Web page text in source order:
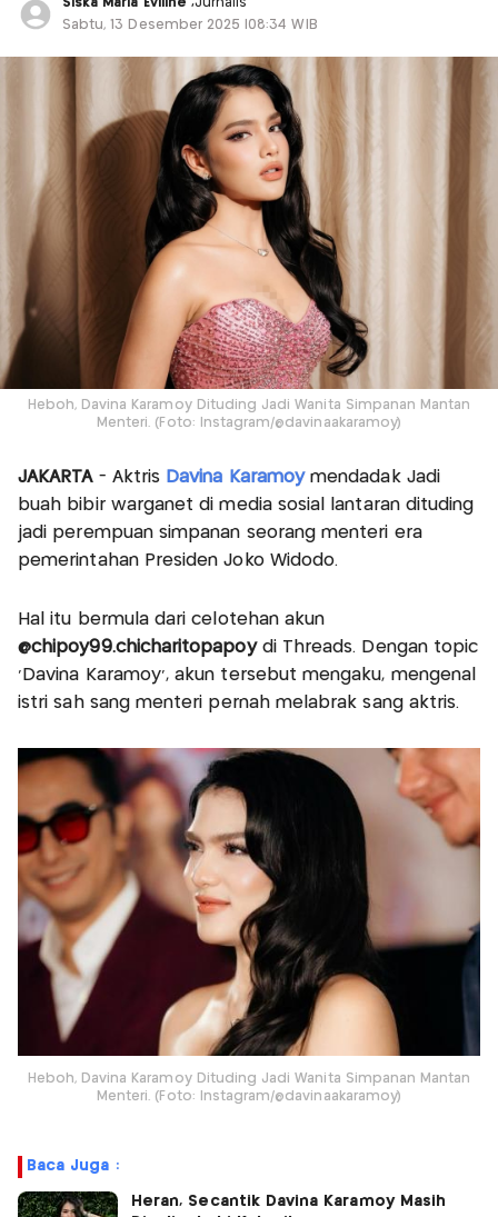
Siska Maria Eviline ,Jurnalis
Sabtu, 13 Desember 2025 |08:34 WIB
Heboh, Davina Karamoy Dituding Jadi Wanita Simpanan Mantan
Menteri. (Foto: Instagram/@davinaakaramoy)
JAKARTA- Aktris Davina Karamoymendadak Jadi
buah bibir warganet di media sosial lantaran dituding
jadi perempuan simpanan seorang menteri era
pemerintahan Presiden Joko Widodo.
Hal itu bermula dari celotehan akun
@chipoy99.chicharitopapoydi Threads. Dengan topic
‘Davina Karamoy’, akun tersebut mengaku, mengenal
istri sah sang menteri pernah melabrak sang aktris.
Heboh, Davina Karamoy Dituding Jadi Wanita Simpanan Mantan
Menteri. (Foto: Instagram/@davinaakaramoy)
Baca Juga :
Heran, Secantik Davina Karamoy Masih